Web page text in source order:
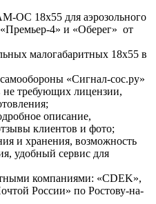
ОС 18х55 для аэрозольного
4» и «Оберег» от
малогабаритных 18x55 в
«Сигнал-сос.ру»
не требующих лицензии,
описание,
клиентов и фото;
и хранения, возможность
удобный сервис для
компаниями: «CDEK»,
России» по Ростову-на-